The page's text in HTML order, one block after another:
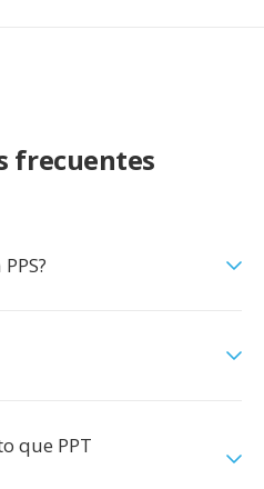
frecuentes
que PPT